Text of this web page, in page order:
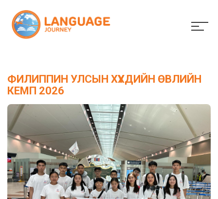
ФИЛИППИН УЛСЫН ХҮҮХДИЙН ӨВЛИЙН
КЕМП 2026